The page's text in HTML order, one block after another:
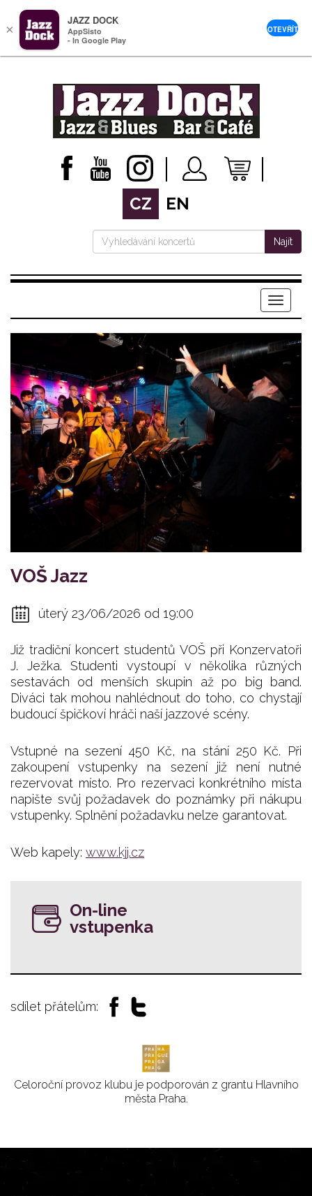
CZ EN
Najít
Menu
VOŠ Jazz
úterý 23/06/2026 od 19:00
Již tradiční koncert studentů VOŠ při Konzervatoři
J. Ježka. Studenti vystoupí v několika různých
sestavách od menších skupin až po big band.
Diváci tak mohou nahlédnout do toho, co chystají
budoucí špičkoví hráči naší jazzové scény.
Vstupné na sezení 450 Kč, na stání 250 Kč. Při
zakoupení vstupenky na sezení již není nutné
rezervovat místo. Pro rezervaci konkrétního místa
napište svůj požadavek do poznámky při nákupu
vstupenky. Splnění požadavku nelze garantovat.
Web kapely: www.kjj.cz
On-line
vstupenka
sdílet přátelům:
Celoroční provoz klubu je podporován z grantu Hlavního
města Praha.
×
JAZZ DOCK
AppSisto
- In Google Play
OTEVŘÍT